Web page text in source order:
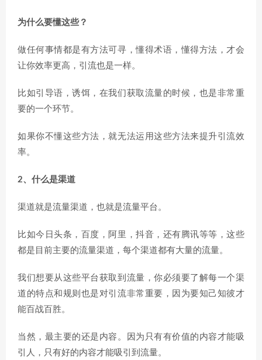
为什么要懂这些？
做任何事情都是有方法可寻，懂得术语，懂得方法，才会
让你效率更高，引流也是一样。
比如引导语，诱饵，在我们获取流量的时候，也是非常重
要的一个环节。
如果你不懂这些方法，就无法运用这些方法来提升引流效
率。
2、什么是渠道
渠道就是流量渠道，也就是流量平台。
比如今日头条，百度，阿里，抖音，还有腾讯等等，这些
都是目前主要的流量渠道，每个渠道都有大量的流量。
我们想要从这些平台获取到流量，你必须要了解每一个渠
道的特点和规则也是对引流非常重要，因为要知己知彼才
能百战百胜。
当然，最主要的还是内容。因为只有有价值的内容才能吸
引人，只有好的内容才能吸引到流量。